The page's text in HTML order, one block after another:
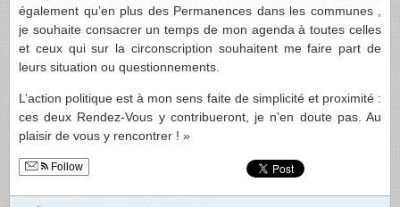
également qu’en plus des Permanences dans les communes ,
je souhaite consacrer un temps de mon agenda à toutes celles
et ceux qui sur la circonscription souhaitent me faire part de
leurs situation ou questionnements.
L’action politique est à mon sens faite de simplicité et proximité :
ces deux Rendez-Vous y contribueront, je n’en doute pas. Au
plaisir de vous y rencontrer ! »
Follow